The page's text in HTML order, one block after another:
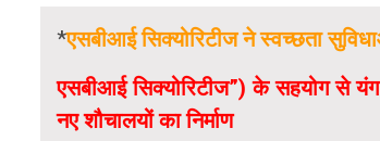
*एसबीआई सिक्योरिटीज ने स्वच्छता
एसबीआई सिक्योरिटीज”) के सहयोग से यंग
नए शौचालयों का निर्माण